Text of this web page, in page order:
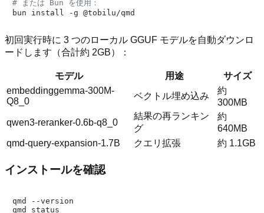
# または Bun を使用：
初回実行時に 3 つのローカル GGUF モデルを自動ダウンロ
ードします（合計約 2GB）：
モデル 用途
サイズ
embeddinggemma-300M-
Q8_0
ベクトル埋め込み
約
300MB
qwen3-reranker-0.6b-q8_0
結果の再ランキン
グ
約
640MB
qmd-query-expansion-1.7B
クエリ拡張 約 1.1GB
インストールを確認
qmd --version